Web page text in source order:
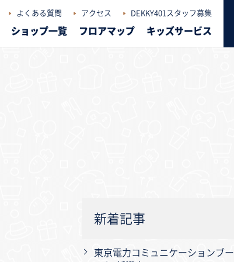
よくある質問 アクセス DEKKY401スタッフ募集
ショップ一覧 フロアマップ キッズサービス
新着記事
東京電力コミュニケーションブー